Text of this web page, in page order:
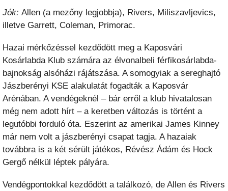
Jók: Allen (a mezőny legjobbja), Rivers, Miliszavljevics,
illetve Garrett, Coleman, Primorac.
Hazai mérkőzéssel kezdődött meg a Kaposvári
Kosárlabda Klub számára az élvonalbeli férfikosárlabda-
bajnokság alsóházi rájátszása. A somogyiak a sereghajtó
Jászberényi KSE alakulatát fogadták a Kaposvár
Arénában. A vendégeknél – bár erről a klub hivatalosan
még nem adott hírt – a keretben változás is történt a
legutóbbi forduló óta. Eszerint az amerikai James Kinney
már nem volt a jászberényi csapat tagja. A hazaiak
továbbra is a két sérült játékos, Révész Ádám és Hock
Gergő nélkül léptek pályára.
Vendégpontokkal kezdődött a találkozó, de Allen és Rivers